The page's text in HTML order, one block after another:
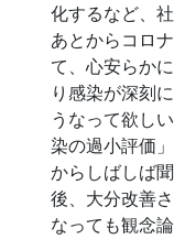
化するなど、
あとからコロ
て、心安らか
り感染が深刻
うなって欲し
染の過小評価
からしばしば
後、大分改善
なっても観念